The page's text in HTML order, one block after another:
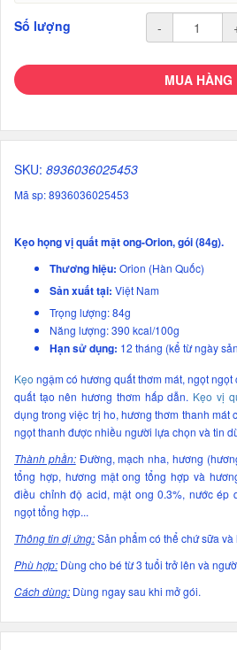
Số lượng -
MUA HÀNG
SKU: 8936036025453
Mã sp: 8936036025453
Kẹo họng vị quất mật ong-Orion, gói (84g).
Thương hiệu: Orion (Hàn Quốc)
Sản xuất tại: Việt Nam
Trọng lượng: 84g
Năng lượng: 390 kcal/100g
Hạn sử dụng: 12 tháng (kể từ ngày
Kẹo ngậm có hương quất thơm mát, ngọt
quất tạo nên hương thơm hấp dẫn. Kẹo vị
dụng trong việc trị ho, hương thơm thanh mát
ngọt thanh được nhiều người lựa chọn và tin
Thành phần:Đường, mạch nha, hương
tổng hợp, hương mật ong tổng hợp và
điều chỉnh độ acid, mật ong 0.3%, nước ép
ngọt tổng hợp...
Thông tin dị ứng:Sản phẩm có thể chứ sữa và
Phù hợp: Dùng cho bé từ 3 tuổi trở lên và
Cách dùng: Dùng ngay sau khi mở gói.